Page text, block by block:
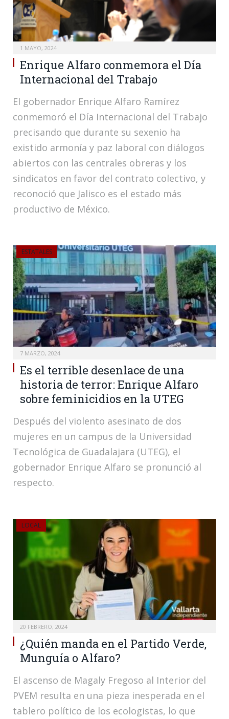
1 MAYO, 2024
Enrique Alfaro conmemora el Día
Internacional del Trabajo
El gobernador Enrique Alfaro Ramírez
conmemoró el Día Internacional del Trabajo
precisando que durante su sexenio ha
existido armonía y paz laboral con diálogos
abiertos con las centrales obreras y los
sindicatos en favor del contrato colectivo, y
reconoció que Jalisco es el estado más
productivo de México.
ESTATALES
7 MARZO, 2024
Es el terrible desenlace de una
historia de terror: Enrique Alfaro
sobre feminicidios en la UTEG
Después del violento asesinato de dos
mujeres en un campus de la Universidad
Tecnológica de Guadalajara (UTEG), el
gobernador Enrique Alfaro se pronunció al
respecto.
LOCAL
20 FEBRERO, 2024
¿Quién manda en el Partido Verde,
Munguía o Alfaro?
El ascenso de Magaly Fregoso al Interior del
PVEM resulta en una pieza inesperada en el
tablero político de los ecologistas, lo que